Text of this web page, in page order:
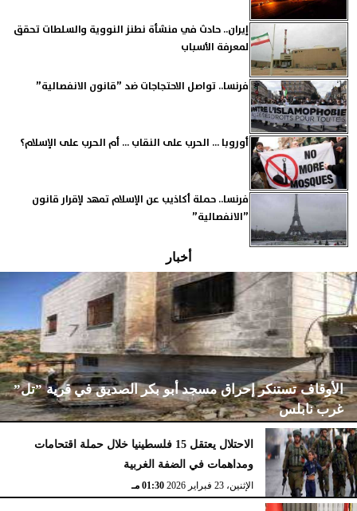
إيران.. حادث في منشأة نطنز النووية والسلطات تحقق
لمعرفة الأسباب
فرنسا.. تواصل الاحتجاجات ضد ”قانون الانفصالية”
أوروبا ... الحرب على النقاب ... أم الحرب على الإسلام؟
فرنسا.. حملة أكاذيب عن الإسلام تمهد لإقرار قانون
”الانفصالية”
أخبار
الأوقاف تستنكر إحراق مسجد أبو بكر الصديق في قرية ”تل”
غرب نابلس
الإثنين، 23 فبراير 2026 02:15 مـ
الاحتلال يعتقل 15 فلسطينيا خلال حملة اقتحامات
ومداهمات في الضفة الغربية
الإثنين، 23 فبراير 2026 01:30 مـ